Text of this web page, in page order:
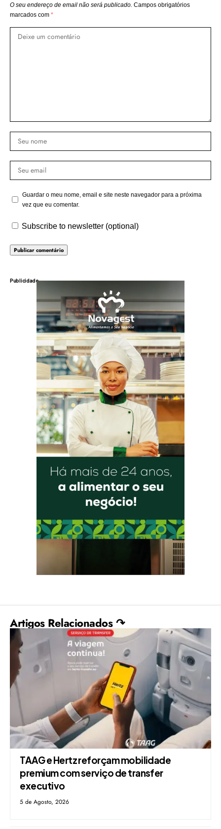
Publicidade
O seu endereço de email não será publicado. Campos obrigatórios
marcados com *
Guardar o meu nome, email e site neste navegador para a próxima
vez que eu comentar.
Subscribe to newsletter (optional)
Artigos Relacionados ↷
TAAG e Hertz reforçam mobilidade
premium com serviço de transfer
executivo
5 de Agosto, 2026